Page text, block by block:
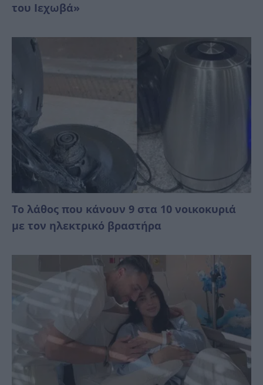
του Ιεχωβά»
Το λάθος που κάνουν 9 στα 10 νοικοκυριά
με τον ηλεκτρικό βραστήρα